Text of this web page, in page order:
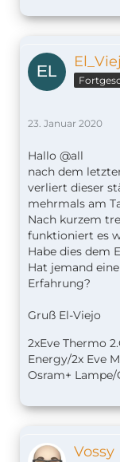
23. Januar 2020
Hallo @all
nach dem
verliert dieser
mehrmals am
Nach kurzem
funktioniert es
Habe dies dem
Hat jemand
Erfahrung?
Gruß El-Viejo
2xEve Thermo
Energy/2x Eve
Osram+
Vossy